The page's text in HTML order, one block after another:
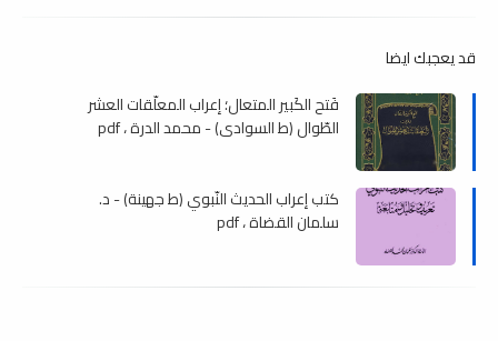
قد يعجبك ايضا
فَتح الكَبير المتعال؛ إعراب المعلّقات العشر
الطّوال (ط السوادي) - محمد الدرة ، pdf
كتب إعراب الحديث النّبوي (ط جهينة) - د.
سلمان القضاة ، pdf